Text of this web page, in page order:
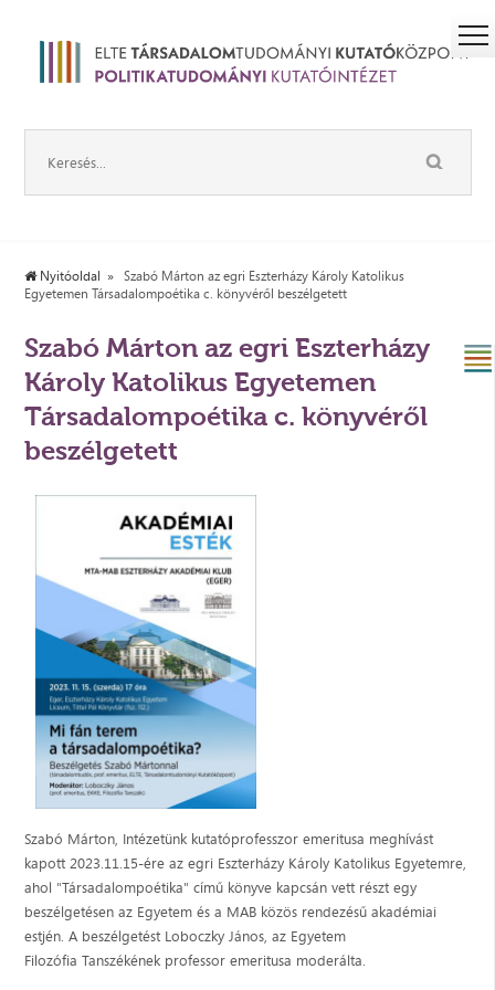
Nyitóoldal
Szabó Márton az egri Eszterházy Károly Katolikus
Egyetemen Társadalompoétika c. könyvéről beszélgetett
Szabó Márton az egri Eszterházy
Károly Katolikus Egyetemen
Társadalompoétika c. könyvéről
beszélgetett
Szabó Márton, Intézetünk kutatóprofesszor emeritusa meghívást
kapott 2023.11.15-ére az egri Eszterházy Károly Katolikus Egyetemre,
ahol "Társadalompoétika" című könyve kapcsán vett részt egy
beszélgetésen az Egyetem és a MAB közös rendezésű akadémiai
estjén. A beszélgetést Loboczky János, az Egyetem
Filozófia Tanszékének professor emeritusa moderálta.